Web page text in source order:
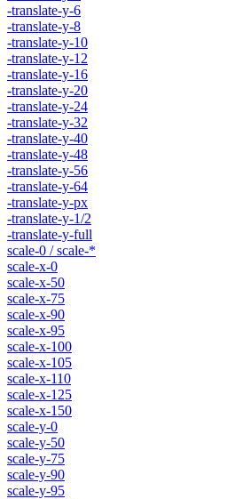
-translate-y-6
-translate-y-8
-translate-y-10
-translate-y-12
-translate-y-16
-translate-y-20
-translate-y-24
-translate-y-32
-translate-y-40
-translate-y-48
-translate-y-56
-translate-y-64
-translate-y-px
-translate-y-1/2
-translate-y-full
scale-0 / scale-*
scale-x-0
scale-x-50
scale-x-75
scale-x-90
scale-x-95
scale-x-100
scale-x-105
scale-x-110
scale-x-125
scale-x-150
scale-y-0
scale-y-50
scale-y-75
scale-y-90
scale-y-95